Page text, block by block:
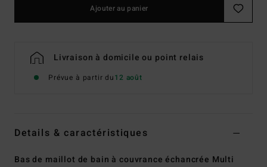
Ajouter au panier
Livraison à domicile ou point relais
Prévue à partir du12 août
Details & caractéristiques
Bas de maillot de bain à couvrance échancrée Multi